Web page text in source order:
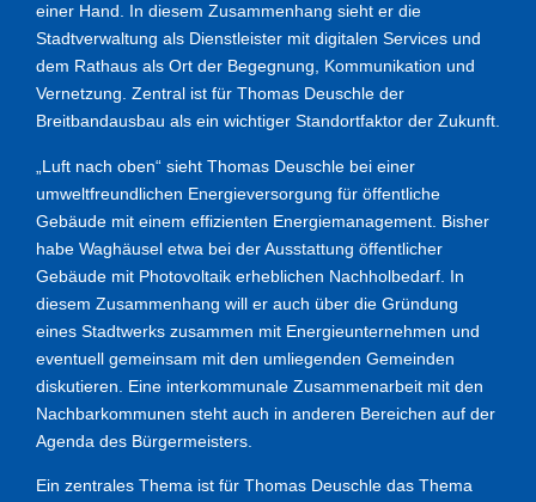
einer Hand. In diesem Zusammenhang sieht er die
Stadtverwaltung als Dienstleister mit digitalen Services und
dem Rathaus als Ort der Begegnung, Kommunikation und
Vernetzung. Zentral ist für Thomas Deuschle der
Breitbandausbau als ein wichtiger Standortfaktor der Zukunft.
„Luft nach oben“ sieht Thomas Deuschle bei einer
umweltfreundlichen Energieversorgung für öffentliche
Gebäude mit einem effizienten Energiemanagement. Bisher
habe Waghäusel etwa bei der Ausstattung öffentlicher
Gebäude mit Photovoltaik erheblichen Nachholbedarf. In
diesem Zusammenhang will er auch über die Gründung
eines Stadtwerks zusammen mit Energieunternehmen und
eventuell gemeinsam mit den umliegenden Gemeinden
diskutieren. Eine interkommunale Zusammenarbeit mit den
Nachbarkommunen steht auch in anderen Bereichen auf der
Agenda des Bürgermeisters.
Ein zentrales Thema ist für Thomas Deuschle das Thema